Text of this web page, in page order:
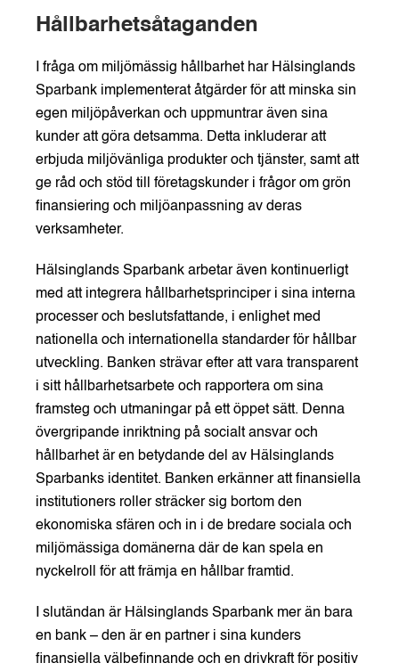
Hållbarhetsåtaganden
I fråga om miljömässig hållbarhet har Hälsinglands
Sparbank implementerat åtgärder för att minska sin
egen miljöpåverkan och uppmuntrar även sina
kunder att göra detsamma. Detta inkluderar att
erbjuda miljövänliga produkter och tjänster, samt att
ge råd och stöd till företagskunder i frågor om grön
finansiering och miljöanpassning av deras
verksamheter.
Hälsinglands Sparbank arbetar även kontinuerligt
med att integrera hållbarhetsprinciper i sina interna
processer och beslutsfattande, i enlighet med
nationella och internationella standarder för hållbar
utveckling. Banken strävar efter att vara transparent
i sitt hållbarhetsarbete och rapportera om sina
framsteg och utmaningar på ett öppet sätt. Denna
övergripande inriktning på socialt ansvar och
hållbarhet är en betydande del av Hälsinglands
Sparbanks identitet. Banken erkänner att finansiella
institutioners roller sträcker sig bortom den
ekonomiska sfären och in i de bredare sociala och
miljömässiga domänerna där de kan spela en
nyckelroll för att främja en hållbar framtid.
I slutändan är Hälsinglands Sparbank mer än bara
en bank – den är en partner i sina kunders
finansiella välbefinnande och en drivkraft för positiv